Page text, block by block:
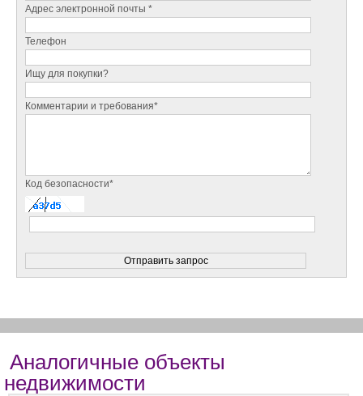
Адрес электронной почты *
Телефон
Ищу для покупки?
Комментарии и требования*
Код безопасности*
Аналогичные объекты
недвижимости